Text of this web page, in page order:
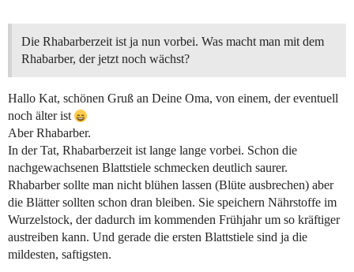
Die Rhabarberzeit ist ja nun vorbei. Was macht man mit dem
Rhabarber, der jetzt noch wächst?
Hallo Kat, schönen Gruß an Deine Oma, von einem, der eventuell
noch älter ist
Aber Rhabarber.
In der Tat, Rhabarberzeit ist lange lange vorbei. Schon die
nachgewachsenen Blattstiele schmecken deutlich saurer.
Rhabarber sollte man nicht blühen lassen (Blüte ausbrechen) aber
die Blätter sollten schon dran bleiben. Sie speichern Nährstoffe im
Wurzelstock, der dadurch im kommenden Frühjahr um so kräftiger
austreiben kann. Und gerade die ersten Blattstiele sind ja die
mildesten, saftigsten.